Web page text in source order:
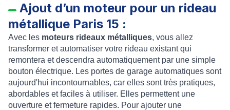
Ajout d’un moteur pour un rideau
métallique Paris 15 :
Avec les moteurs rideaux métalliques, vous allez
transformer et automatiser votre rideau existant qui
remontera et descendra automatiquement par une simple
bouton électrique. Les portes de garage automatiques sont
aujourd'hui incontournables, car elles sont très pratiques,
abordables et faciles à utiliser. Elles permettent une
ouverture et fermeture rapides. Pour ajouter une